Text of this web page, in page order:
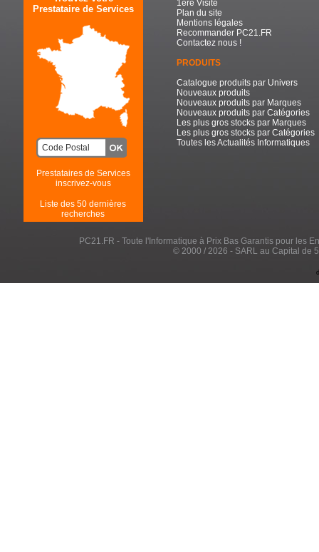
Prestataire de Services
Prestataires de Services
inscrivez-vous
Liste des 50 dernières
recherches
1ère Visite
Plan du site
Mentions légales
Recommander PC21.FR
Contactez nous !
PRODUITS
Catalogue produits par Univers
Nouveaux produits
Nouveaux produits par Marques
Nouveaux produits par Catégories
Les plus gros stocks par Marques
Les plus gros stocks par Catégories
Toutes les Actualités Informatiques
PC21.FR - Toute l'Informatique à Prix Bas Garantis pour les
© 2000 / 2026 - SARL au Capital de